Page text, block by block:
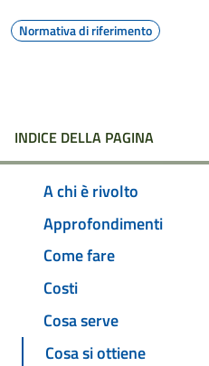
Normativa di riferimento
INDICE DELLA PAGINA
A chi è rivolto
Approfondimenti
Come fare
Costi
Cosa serve
Cosa si ottiene